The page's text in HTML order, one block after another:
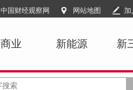
中国财经观察网 网站地图 加
商业 新能源 新